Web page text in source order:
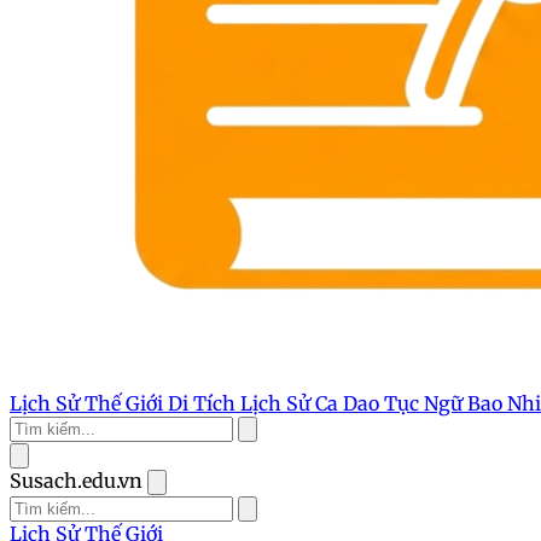
Lịch Sử Thế Giới Di Tích Lịch SửCa Dao Tục NgữBao
Susach.edu.vn
Lịch Sử Thế Giới